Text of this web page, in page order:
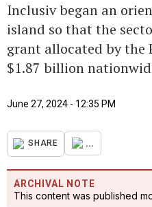
Inclusiv began an
island so that the
grant allocated by the
$1.87 billion
June 27, 2024 - 12:35 PM
SHARE ...
ARCHIVAL NOTE
This content was published